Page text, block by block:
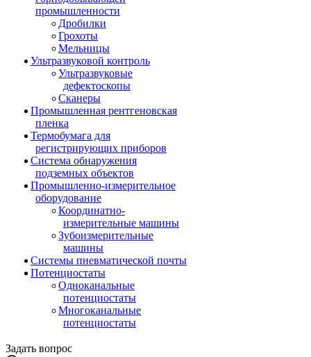
промышленности
Дробилки
Грохоты
Мельницы
Ультразвуковой контроль
Ультразвуковые
дефектоскопы
Сканеры
Промышленная рентгеновская
пленка
Термобумага для
регистрирующих приборов
Система обнаружения
подземных объектов
Промышленно-измерительное
оборудование
Координатно-
измерительные машины
Зубоизмерительные
машины
Системы пневматической почты
Потенциостаты
Одноканальные
потенциостаты
Многоканальные
потенциостаты
Задать вопрос